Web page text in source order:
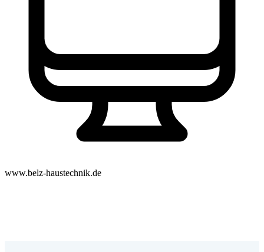
www.belz-haustechnik.de